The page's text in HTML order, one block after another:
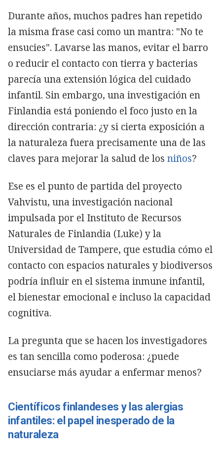
Durante años, muchos padres han repetido
la misma frase casi como un mantra: "No te
ensucies". Lavarse las manos, evitar el barro
o reducir el contacto con tierra y bacterias
parecía una extensión lógica del cuidado
infantil. Sin embargo, una investigación en
Finlandia está poniendo el foco justo en la
dirección contraria: ¿y si cierta exposición a
la naturaleza fuera precisamente una de las
claves para mejorar la salud de los niños?
Ese es el punto de partida del proyecto
Vahvistu, una investigación nacional
impulsada por el Instituto de Recursos
Naturales de Finlandia (Luke) y la
Universidad de Tampere, que estudia cómo el
contacto con espacios naturales y biodiversos
podría influir en el sistema inmune infantil,
el bienestar emocional e incluso la capacidad
cognitiva.
La pregunta que se hacen los investigadores
es tan sencilla como poderosa: ¿puede
ensuciarse más ayudar a enfermar menos?
Científicos finlandeses y las alergias
infantiles: el papel inesperado de la
naturaleza